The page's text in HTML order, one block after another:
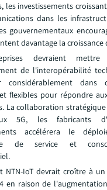
les investissements
dans les
gouvernementaux
davantage la croissance
devraient
de l'interopérabilité
considérablement dans
flexibles pour répondre
La collaboration
5G, les fabricants
accélérera le
de service et
NTN-IoT devrait croître à un
en raison de